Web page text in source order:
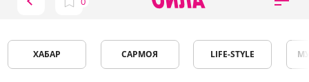
ХАБАР САРМОЯ LIFE-STYLE